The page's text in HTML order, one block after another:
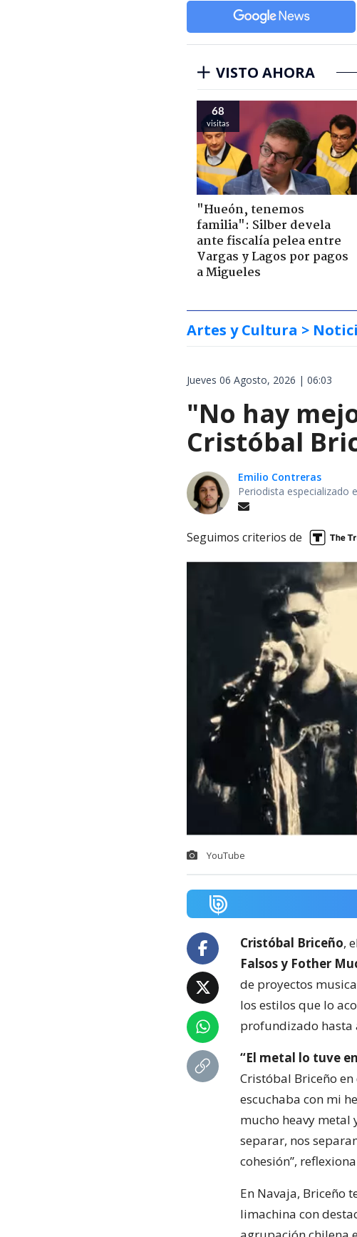
VISTO AHORA
68
visitas
"Hueón, tenemos
familia": Silber devela
ante fiscalía pelea entre
Vargas y Lagos por pagos
a Migueles
Artes y Cultura >
Jueves 06 Agosto, 2026 | 06:03
"No hay
Cristóbal
Emilio Contreras
Periodista especializado
Seguimos criterios de
YouTube
Cristóbal Briceño,
Falsos y Fother
de proyectos
los estilos que lo
profundizado hasta
“El metal lo tuve
Cristóbal Briceño
escuchaba con mi
mucho heavy metal
separar, nos
cohesión”,
En Navaja, Briceño
limachina con